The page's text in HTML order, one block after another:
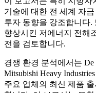
기술에 대한 전 세계 자
투자 동향을 강조합니다.
향상시킨 저에너지 전해
전을 검토합니다.
경쟁 환경 분석에서는 De
Mitsubishi Heavy
주요 업체의 최신 제품